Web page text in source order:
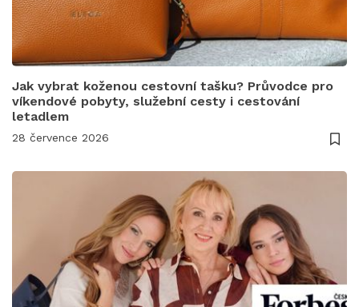
Jak vybrat koženou cestovní tašku? Průvodce pro
víkendové pobyty, služební cesty i cestování
letadlem
28 července 2026